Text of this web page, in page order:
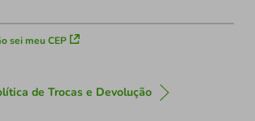
sei meu CEP
de Trocas e Devolução